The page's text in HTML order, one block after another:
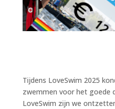
Tijdens LoveSwim 2025
zwemmen voor het goede
LoveSwim zijn we